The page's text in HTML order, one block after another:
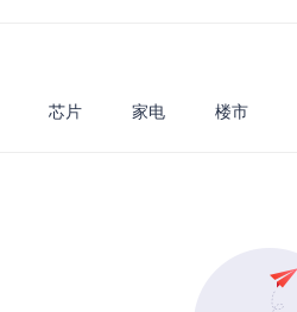
芯片 家电 楼市